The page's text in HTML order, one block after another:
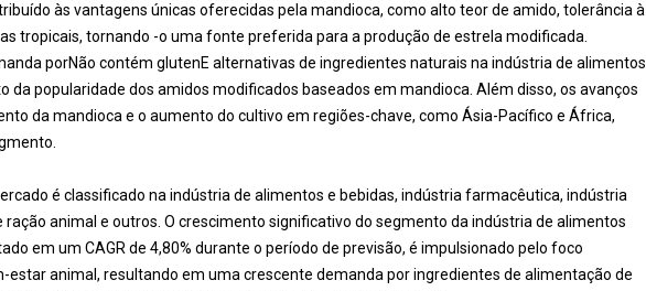
às vantagens únicas oferecidas pela mandioca, como alto teor de amido, tolerância à
tropicais, tornando -o uma fonte preferida para a produção de estrela modificada.
porNão contém glutenE alternativas de ingredientes naturais na indústria de alimentos
da popularidade dos amidos modificados baseados em mandioca. Além disso, os avanços
da mandioca e o aumento do cultivo em regiões-chave, como Ásia-Pacífico e África,
é classificado na indústria de alimentos e bebidas, indústria farmacêutica, indústria
ração animal e outros. O crescimento significativo do segmento da indústria de alimentos
em um CAGR de 4,80% durante o período de previsão, é impulsionado pelo foco
estar animal, resultando em uma crescente demanda por ingredientes de alimentação de